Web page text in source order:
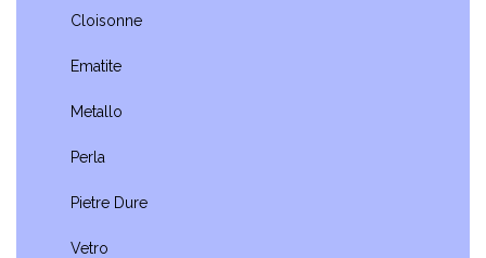
Cloisonne
Ematite
Metallo
Perla
Pietre Dure
Vetro